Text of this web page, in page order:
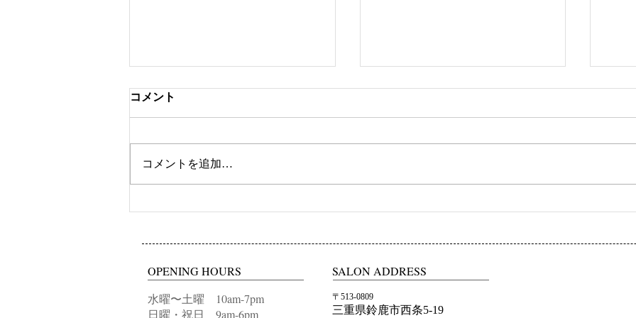
ツートンカラー
初ネイル カフ
コメント
コメントを追加…
SALON ADDRESS
OPENING HOURS
水曜〜土曜 10am-7pm
日曜・祝日 9am-6pm
〒513-0809
三重県鈴鹿市西条5-19